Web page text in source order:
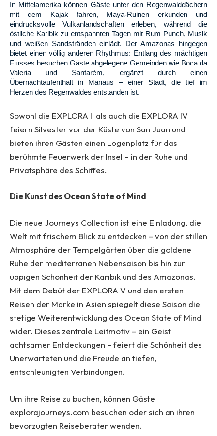
In Mittelamerika können Gäste unter den Regenwalddächern
mit dem Kajak fahren, Maya-Ruinen erkunden und
eindrucksvolle Vulkanlandschaften erleben, während die
östliche Karibik zu entspannten Tagen mit Rum Punch, Musik
und weißen Sandstränden einlädt. Der Amazonas hingegen
bietet einen völlig anderen Rhythmus: Entlang des mächtigen
Flusses besuchen Gäste abgelegene Gemeinden wie Boca da
Valeria und Santarém, ergänzt durch einen
Übernachtaufenthalt in Manaus – einer Stadt, die tief im
Herzen des Regenwaldes entstanden ist.
Sowohl die EXPLORA II als auch die EXPLORA IV
feiern Silvester vor der Küste von San Juan und
bieten ihren Gästen einen Logenplatz für das
berühmte Feuerwerk der Insel – in der Ruhe und
Privatsphäre des Schiffes.
Die Kunst des Ocean State of Mind
Die neue Journeys Collection ist eine Einladung, die
Welt mit frischem Blick zu entdecken – von der stillen
Atmosphäre der Tempelgärten über die goldene
Ruhe der mediterranen Nebensaison bis hin zur
üppigen Schönheit der Karibik und des Amazonas.
Mit dem Debüt der EXPLORA V und den ersten
Reisen der Marke in Asien spiegelt diese Saison die
stetige Weiterentwicklung des Ocean State of Mind
wider. Dieses zentrale Leitmotiv – ein Geist
achtsamer Entdeckungen – feiert die Schönheit des
Unerwarteten und die Freude an tiefen,
entschleunigten Verbindungen.
Um ihre Reise zu buchen, können Gäste
explorajourneys.com besuchen oder sich an ihren
bevorzugten Reiseberater wenden.